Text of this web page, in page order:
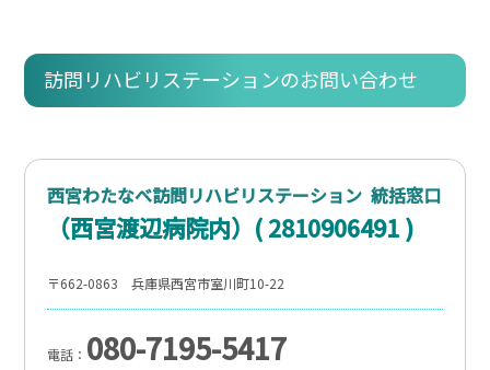
訪問リハビリステーションのお問い合わせ
西宮わたなべ訪問リハビリステーション 統括窓口
（西宮渡辺病院内）( 2810906491 )
〒662-0863 兵庫県西宮市室川町10-22
電話： 080-7195-5417